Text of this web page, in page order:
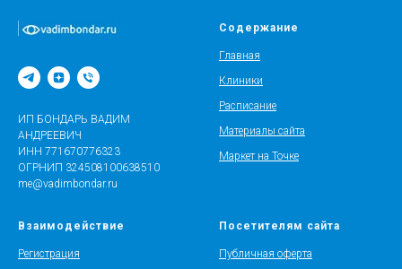
ИП БОНДАРЬ ВАДИМ
АНДРЕЕВИЧ
ИНН 771670776323
ОГРНИП 324508100638510
me@vadimbondar.ru
Содержание
Главная
Клиники
Расписание
Материалы сайта
Маркет на Точке
Взаимодействие
Регистрация
Посетителям сайта
Публичная оферта